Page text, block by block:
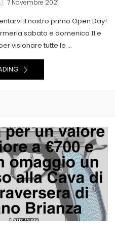
7 Novembre 2021
il nostro primo Open Day!
sabato e domenica 11 e
visionare tutte le ...